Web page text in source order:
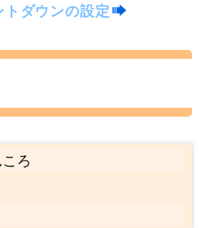
ダウンの設定
ろ